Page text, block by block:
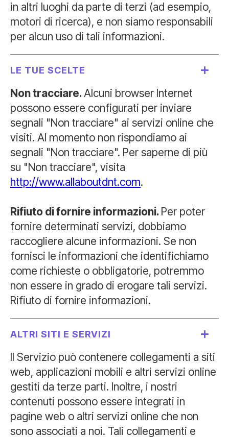
in altri luoghi da parte di terzi (ad esempio,
motori di ricerca), e non siamo responsabili
per alcun uso di tali informazioni.
LE TUE SCELTE
Non tracciare.Alcuni browser Internet
possono essere configurati per inviare
segnali "Non tracciare" ai servizi online che
visiti. Al momento non rispondiamo ai
segnali "Non tracciare". Per saperne di più
su "Non tracciare", visita
http://www.allaboutdnt.com.
Rifiuto di fornire informazioni. Per poter
fornire determinati servizi, dobbiamo
raccogliere alcune informazioni. Se non
fornisci le informazioni che identifichiamo
come richieste o obbligatorie, potremmo
non essere in grado di erogare tali servizi.
Rifiuto di fornire informazioni.
ALTRI SITI E SERVIZI
Il Servizio può contenere collegamenti a siti
web, applicazioni mobili e altri servizi online
gestiti da terze parti. Inoltre, i nostri
contenuti possono essere integrati in
pagine web o altri servizi online che non
sono associati a noi. Tali collegamenti e